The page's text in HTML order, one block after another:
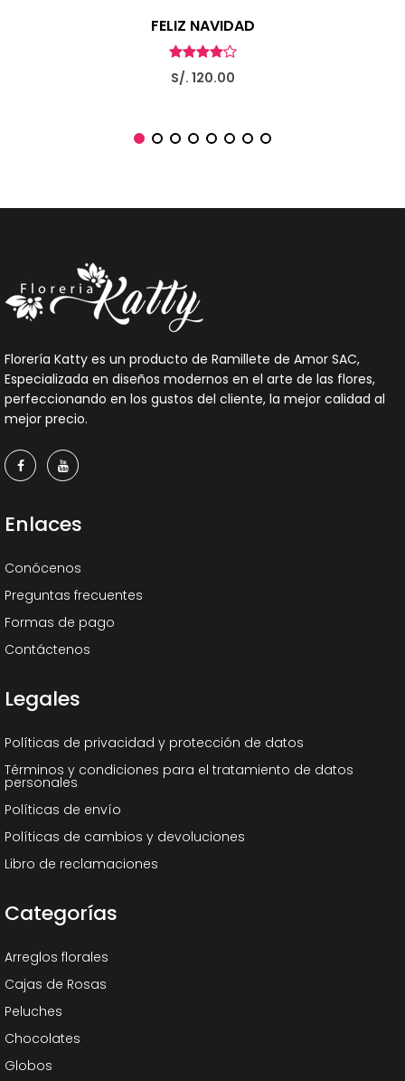
FELIZ NAVIDAD
S/. 120.00
Florería Katty es un producto de Ramillete de Amor SAC,
Especializada en diseños modernos en el arte de las flores,
perfeccionando en los gustos del cliente, la mejor calidad al
mejor precio.
Enlaces
Conócenos
Preguntas frecuentes
Formas de pago
Contáctenos
Legales
Políticas de privacidad y protección de datos
Términos y condiciones para el tratamiento de datos
personales
Políticas de envío
Políticas de cambios y devoluciones
Libro de reclamaciones
Categorías
Arreglos florales
Cajas de Rosas
Peluches
Chocolates
Globos